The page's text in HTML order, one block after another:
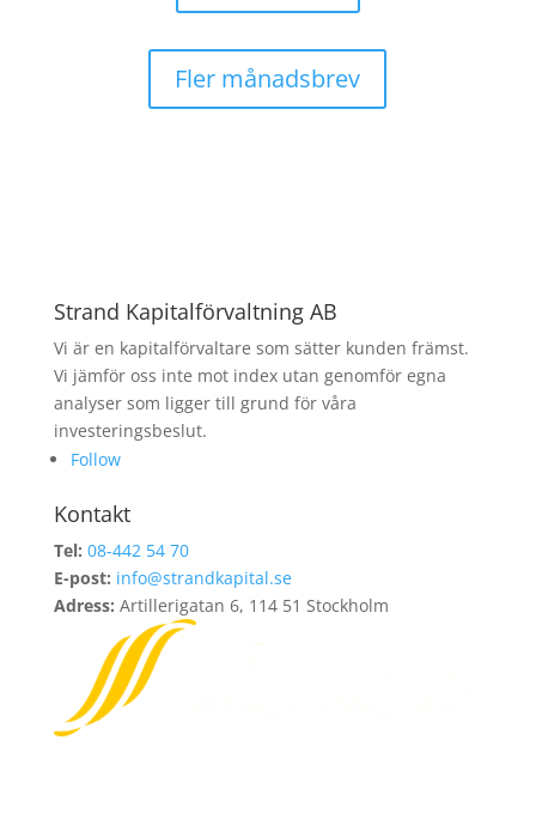
Fler månadsbrev
Strand Kapitalförvaltning AB
Vi är en kapitalförvaltare som sätter kunden främst.
Vi jämför oss inte mot index utan genomför egna
analyser som ligger till grund för våra
investeringsbeslut.
Follow
Kontakt
Tel: 08-442 54 70
E-post: info@strandkapital.se
Adress: Artillerigatan 6, 114 51 Stockholm